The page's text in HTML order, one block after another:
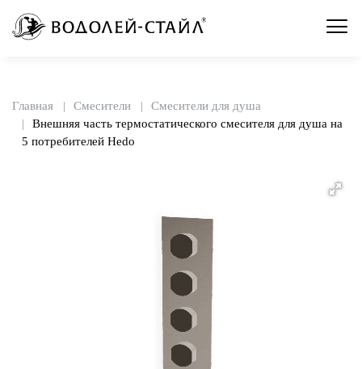
Главная Смесители
Смесители для душа
Внешняя часть термостатического смесителя для душа на
5 потребителей Hedo